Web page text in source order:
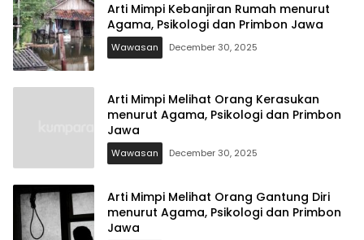
Arti Mimpi Kebanjiran Rumah menurut
Agama, Psikologi dan Primbon Jawa
Wawasan December 30, 2025
Arti Mimpi Melihat Orang Kerasukan
menurut Agama, Psikologi dan Primbon
Jawa
Wawasan December 30, 2025
Arti Mimpi Melihat Orang Gantung Diri
menurut Agama, Psikologi dan Primbon
Jawa